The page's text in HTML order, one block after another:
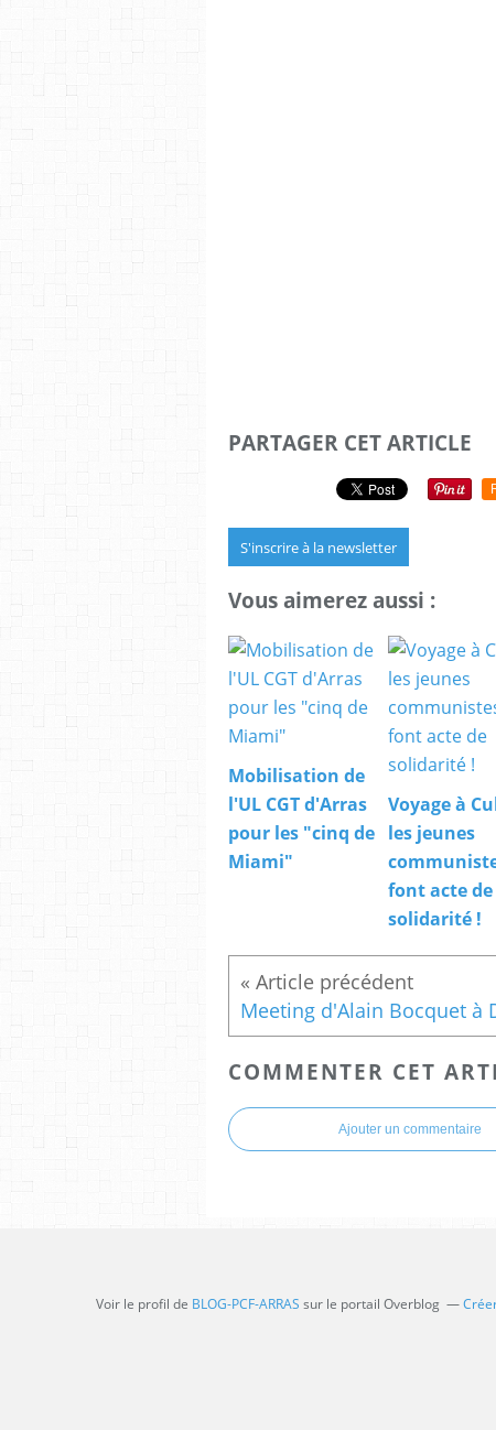
PARTAGER CET ARTICLE
S'inscrire à la newsletter
Vous aimerez aussi :
Mobilisation de
l'UL CGT d'Arras
pour les "cinq de
Miami"
Voyage à
les jeunes
font acte de
solidarité !
COMMENTER CET
Ajouter un commentaire
Voir le profil de BLOG-PCF-ARRAS sur le portail Overblog